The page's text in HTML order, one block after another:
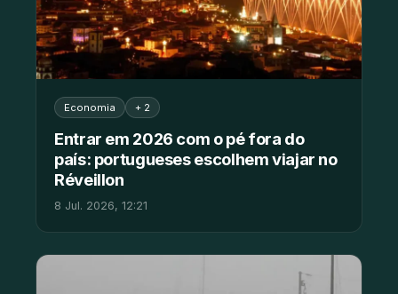
Economia + 2
Entrar em 2026 com o pé fora do
país: portugueses escolhem viajar no
Réveillon
8 Jul. 2026, 12:21